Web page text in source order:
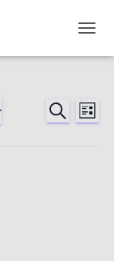
LA
RECHERCHE
LISTE